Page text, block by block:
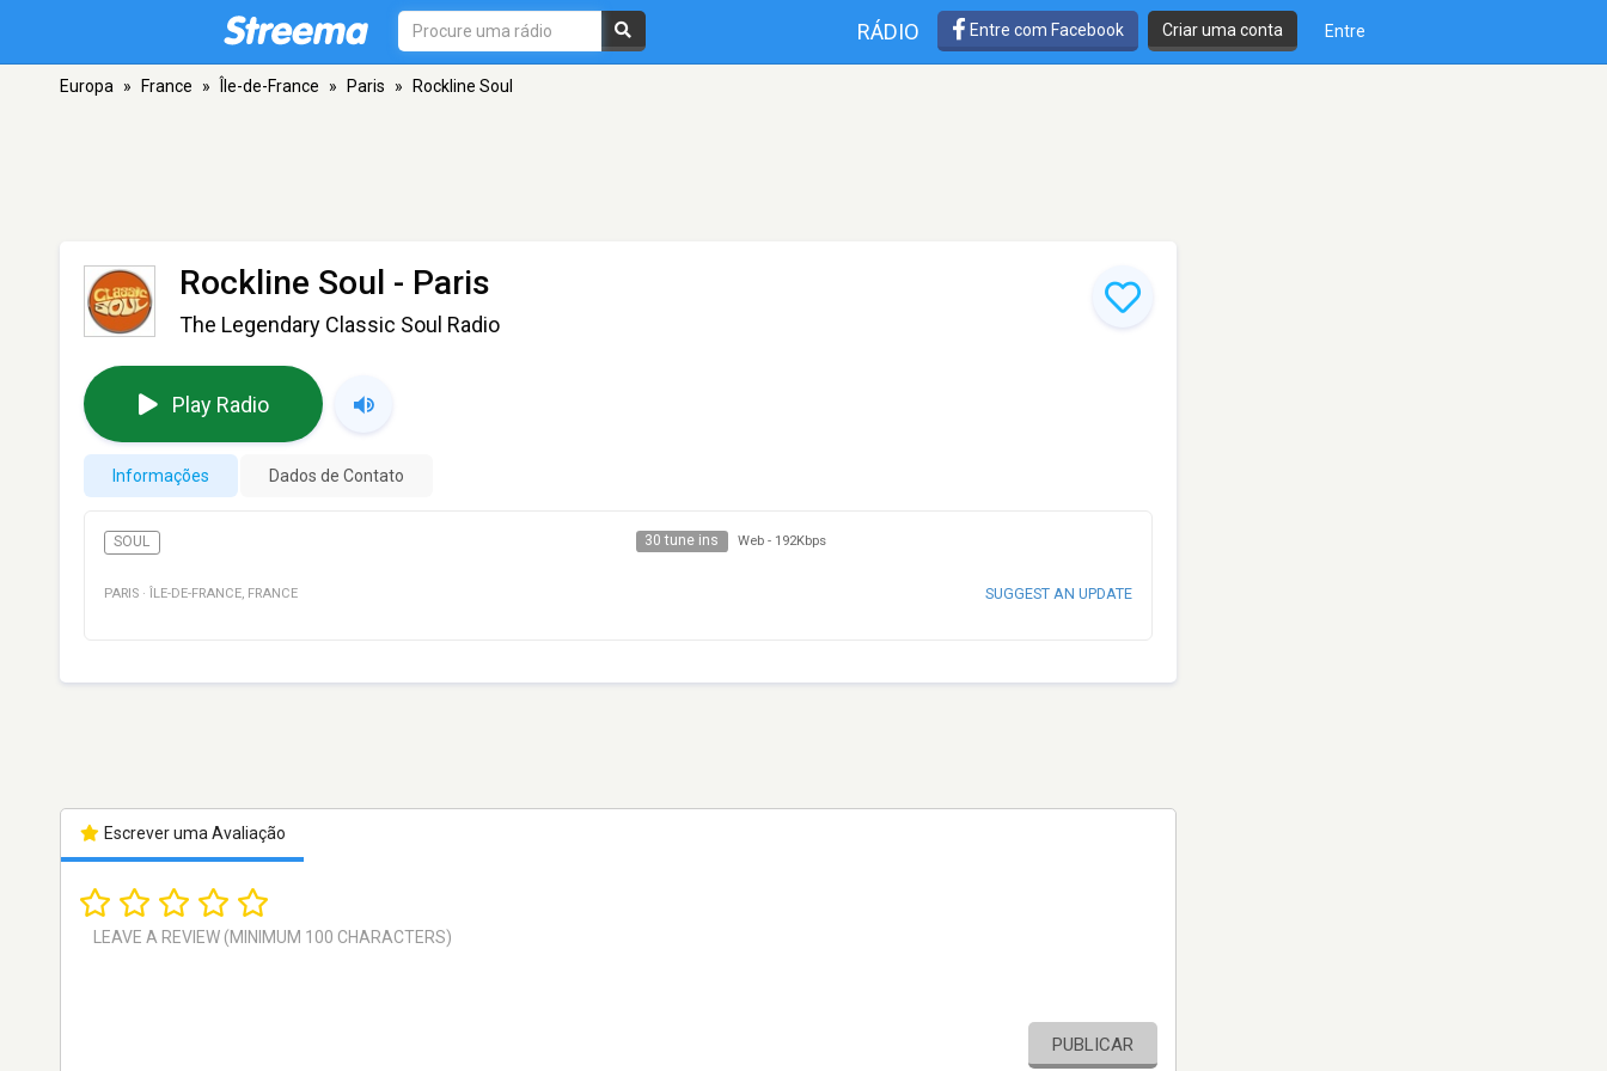
RÁDIO Entre com Facebook Criar uma conta Entre
Europa » France » Île-de-France » Paris » Rockline Soul
Rockline Soul - Paris
The Legendary Classic Soul Radio
Play Radio
Informações Dados de Contato
SOUL 30 tune ins Web - 192Kbps
PARIS · ÎLE-DE-FRANCE, FRANCE SUGGEST AN UPDATE
Escrever uma Avaliação
PUBLICAR